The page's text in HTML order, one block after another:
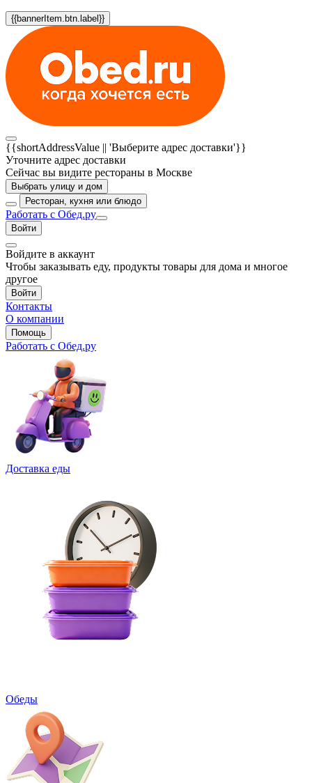
{{bannerItem.btn.label}}
{{shortAddressValue || 'Выберите адрес доставки'}}
Уточните адрес доставки
Сейчас вы видите рестораны в Москве
Выбрать улицу и дом
Ресторан, кухня или блюдо
Работать с Обед.ру
Войти
Войдите в аккаунт
Чтобы заказывать еду, продукты товары для дома и многое
другое
Войти
Контакты
О компании
Помощь
Работать с Обед.ру
Доставка еды
Обеды